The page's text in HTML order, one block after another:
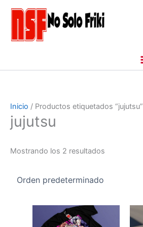
contenido
Inicio / Productos etiquetados “jujutsu”
jujutsu
Mostrando los 2 resultados
producto